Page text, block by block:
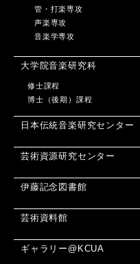
管・打楽専攻
声楽専攻
音楽学専攻
大学院音楽研究科
修士課程
博士（後期）課程
日本伝統音楽研究センター
芸術資源研究センター
伊藤記念図書館
芸術資料館
ギャラリー@KCUA